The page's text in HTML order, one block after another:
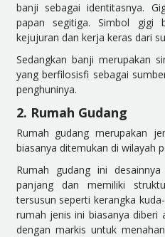
banji sebagai identitasnya.
papan segitiga. Simbol gigi
kejujuran dan kerja keras dari
Sedangkan banji merupakan
yang berfilosisfi sebagai
penghuninya.
2. Rumah Gudang
Rumah gudang merupakan
biasanya ditemukan di wilayah
Rumah gudang ini
panjang dan memiliki
tersusun seperti kerangka
rumah jenis ini biasanya
dengan markis untuk